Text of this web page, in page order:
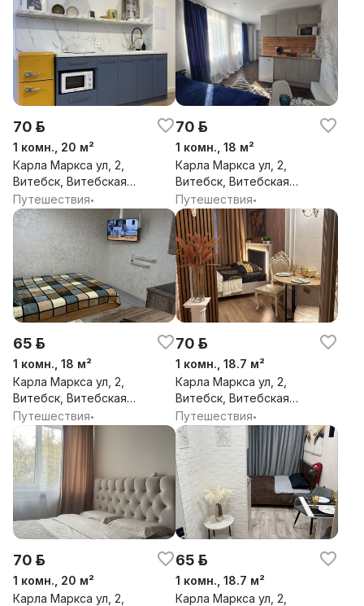
70 р.
1 комн., 20 м²
Карла Маркса ул, 2,
Витебск, Витебская
обл.
Путешествия•
70 р.
1 комн., 18 м²
Карла Маркса ул, 2,
Витебск, Витебская
обл.
Путешествия•
65 р.
1 комн., 18 м²
Карла Маркса ул, 2,
Витебск, Витебская
обл.
Путешествия•
70 р.
1 комн., 18.7 м²
Карла Маркса ул, 2,
Витебск, Витебская
обл.
Путешествия•
70 р.
1 комн., 20 м²
Карла Маркса ул, 2,
65 р.
1 комн., 18.7 м²
Карла Маркса ул, 2,